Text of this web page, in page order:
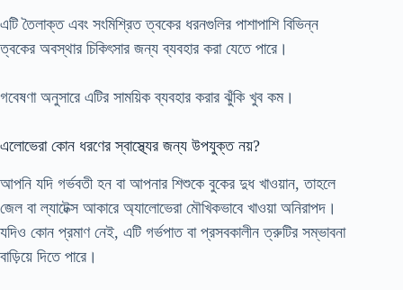
এটি তৈলাক্ত এবং সংমিশ্রিত ত্বকের ধরনগুলির পাশাপাশি বিভিন্ন
ত্বকের অবস্থার চিকিৎসার জন্য ব্যবহার করা যেতে পারে।
গবেষণা অনুসারে এটির সাময়িক ব্যবহার করার ঝুঁকি খুব কম।
এলোভেরা কোন ধরণের স্বাস্থ্যের জন্য উপযুক্ত নয়?
আপনি যদি গর্ভবতী হন বা আপনার শিশুকে বুকের দুধ খাওয়ান, তাহলে
জেল বা ল্যাটেক্স আকারে অ্যালোভেরা মৌখিকভাবে খাওয়া অনিরাপদ।
যদিও কোন প্রমাণ নেই, এটি গর্ভপাত বা প্রসবকালীন ত্রুটির সম্ভাবনা
বাড়িয়ে দিতে পারে।